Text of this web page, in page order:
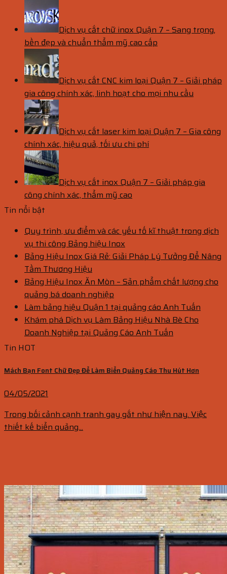
Dịch vụ cắt chữ inox Quận 7 – Sang trọng,
bền đẹp và chuẩn thẩm mỹ cao cấp
Dịch vụ cắt CNC kim loại Quận 7 – Giải pháp
gia công chính xác, linh hoạt cho mọi nhu cầu
Dịch vụ cắt laser kim loại Quận 7 – Gia công
chính xác, hiệu quả, tối ưu chi phí
Dịch vụ cắt inox Quận 7 – Giải pháp gia
công chính xác, thẩm mỹ cao
Tin nổi bật
Quy trình, ưu điểm và các yếu tố kĩ thuật trong dịch
vụ thi công Bảng hiệu Inox
Bảng Hiệu Inox Giá Rẻ: Giải Pháp Lý Tưởng Để Nâng
Tầm Thương Hiệu
Bảng Hiệu Inox Ăn Mòn – Sản phẩm chất lượng cho
quảng bá doanh nghiệp
Làm bảng hiệu Quận 1 tại quảng cáo Anh Tuấn
Khám phá Dịch vụ Làm Bảng Hiệu Nhà Bè Cho
Doanh Nghiệp tại Quảng Cáo Anh Tuấn
Tin HOT
Mách Bạn Font Chữ Đẹp Để Làm Biển Quảng Cáo Thu Hút Hơn
04/05/2021
Trong bối cảnh cạnh tranh gay gắt như hiện nay. Việc
thiết kế biển quảng...